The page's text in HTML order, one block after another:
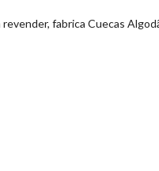
fabrica Cuecas